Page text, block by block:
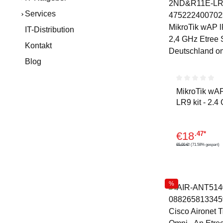
Services
IT-Distribution
Kontakt
Blog
MikroTik
LR9 kit - 2.4
Kabel-/
t -
€18.47*
65,00 €* (71.58% gespart)
%